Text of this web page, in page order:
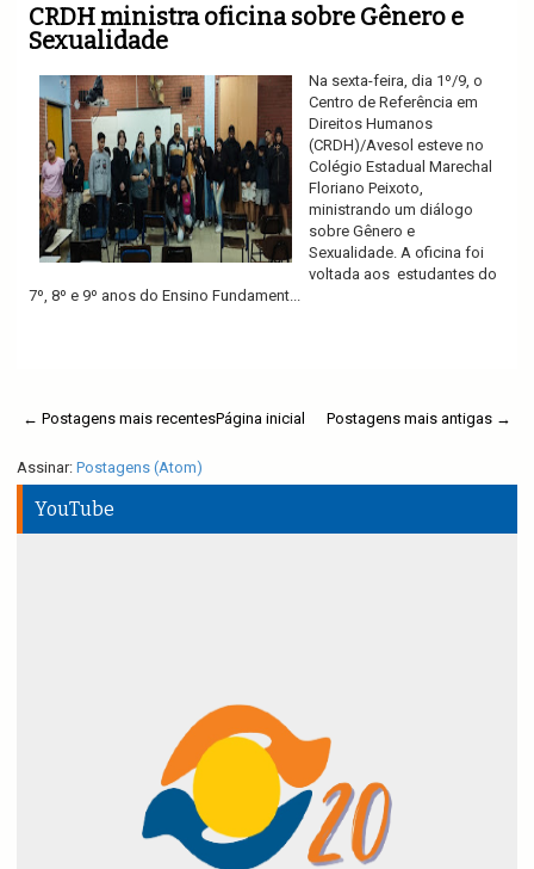
CRDH ministra oficina sobre Gênero e
Sexualidade
Na sexta-feira, dia 1º/9, o
Centro de Referência em
Direitos Humanos
(CRDH)/Avesol esteve no
Colégio Estadual Marechal
Floriano Peixoto,
ministrando um diálogo
sobre Gênero e
Sexualidade. A oficina foi
voltada aos estudantes do
7º, 8º e 9º anos do Ensino Fundament...
← Postagens mais recentes Postagens mais antigas →
Página inicial
Assinar: Postagens (Atom)
YouTube